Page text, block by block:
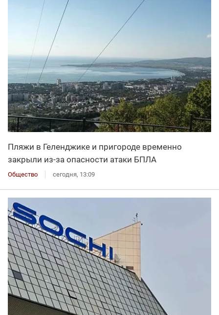
Пляжи в Геленджике и пригороде временно
закрыли из-за опасности атаки БПЛА
Общество сегодня, 13:09